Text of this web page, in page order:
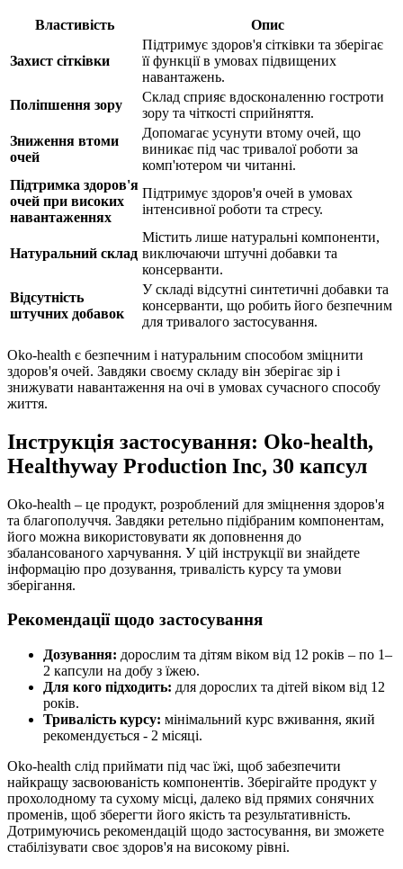
Властивість Опис
Захист сітківки
Підтримує здоров'я сітківки та зберігає
її функції в умовах підвищених
навантажень.
Поліпшення зору
Склад сприяє вдосконаленню гостроти
зору та чіткості сприйняття.
Зниження втоми
очей
Допомагає усунути втому очей, що
виникає під час тривалої роботи за
комп'ютером чи читанні.
Підтримка здоров'я
очей при високих
навантаженнях
Підтримує здоров'я очей в умовах
інтенсивної роботи та стресу.
Натуральний склад
Містить лише натуральні компоненти,
виключаючи штучні добавки та
консерванти.
Відсутність
штучних добавок
У складі відсутні синтетичні добавки та
консерванти, що робить його безпечним
для тривалого застосування.
Oko-health є безпечним і натуральним способом зміцнити
здоров'я очей. Завдяки своєму складу він зберігає зір і
знижувати навантаження на очі в умовах сучасного способу
життя.
Інструкція застосування: Oko-health,
Healthyway Production Inc, 30 капсул
Oko-health – це продукт, розроблений для зміцнення здоров'я
та благополуччя. Завдяки ретельно підібраним компонентам,
його можна використовувати як доповнення до
збалансованого харчування. У цій інструкції ви знайдете
інформацію про дозування, тривалість курсу та умови
зберігання.
Рекомендації щодо застосування
Дозування: дорослим та дітям віком від 12 років – по 1–
2 капсули на добу з їжею.
Для кого підходить: для дорослих та дітей віком від 12
років.
Тривалість курсу: мінімальний курс вживання, який
рекомендується - 2 місяці.
Oko-health слід приймати під час їжі, щоб забезпечити
найкращу засвоюваність компонентів. Зберігайте продукт у
прохолодному та сухому місці, далеко від прямих сонячних
променів, щоб зберегти його якість та результативність.
Дотримуючись рекомендацій щодо застосування, ви зможете
стабілізувати своє здоров'я на високому рівні.